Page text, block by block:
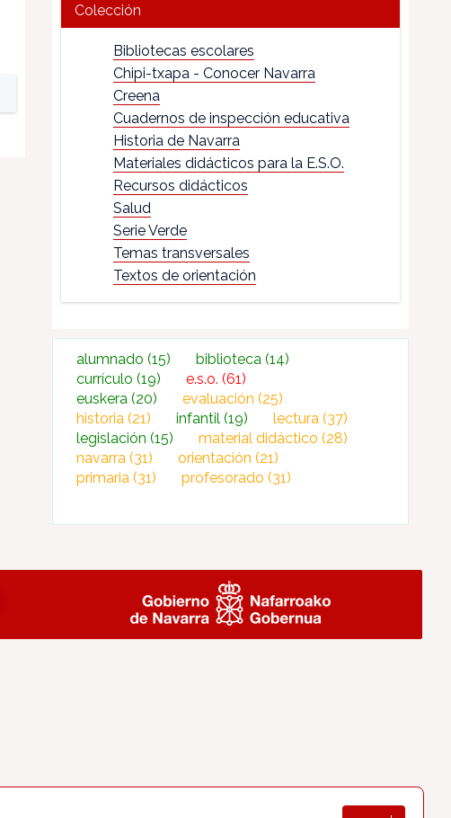
Colección
Bibliotecas escolares
Chipi-txapa - Conocer Navarra
Creena
Cuadernos de inspección educativa
Historia de Navarra
Materiales didácticos para la E.S.O.
Recursos didácticos
Salud
Serie Verde
Temas transversales
Textos de orientación
alumnado(15) biblioteca(14)
currículo(19) e.s.o.(61)
euskera(20) evaluación(25)
historia(21) infantil(19) lectura(37)
legislación(15) material didáctico(28)
navarra(31) orientación(21)
primaria(31) profesorado(31)